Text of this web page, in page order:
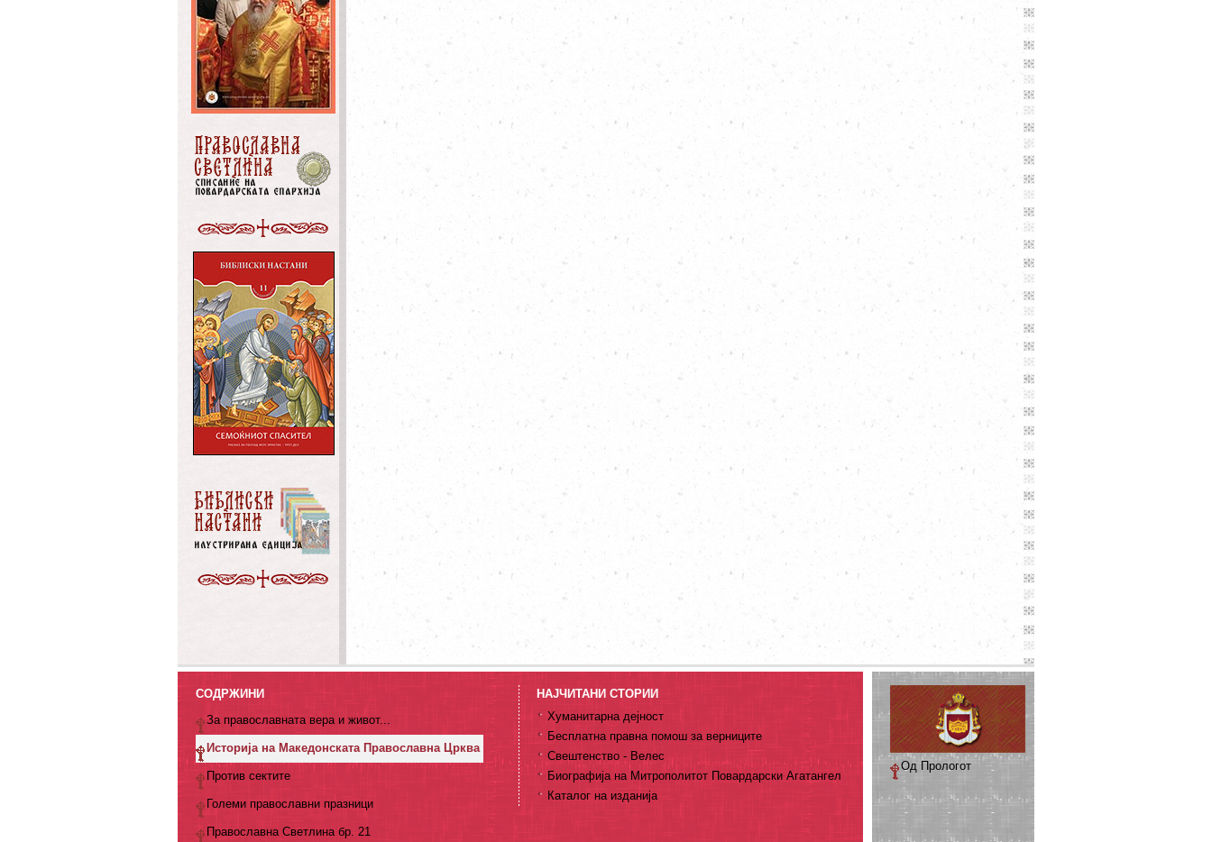
СОДРЖИНИ
За православната вера и живот...
Историја на Македонската Православна Црква
Против сектите
Големи православни празници
Православна Светлина бр. 21
НАЈЧИТАНИ СТОРИИ
Хуманитарна дејност
Бесплатна правна помош за верниците
Свештенство - Велес
Биографија на Митрополитот Повардарски Агатангел
Каталог на изданија
Од Прологот